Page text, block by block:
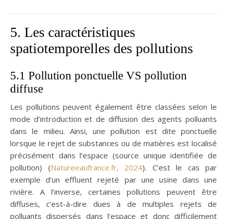
5. Les caractéristiques
spatiotemporelles des pollutions
5.1 Pollution ponctuelle VS pollution
diffuse
Les pollutions peuvent également être classées selon le
mode d’introduction et de diffusion des agents polluants
dans le milieu. Ainsi, une pollution est dite ponctuelle
lorsque le rejet de substances ou de matières est localisé
précisément dans l’espace (source unique identifiée de
pollution) (Natureeaufrance.fr, 2024). C’est le cas par
exemple d’un effluent rejeté par une usine dans une
rivière. A l’inverse, certaines pollutions peuvent être
diffuses, c’est-à-dire dues à de multiples rejets de
polluants dispersés dans l’espace et donc difficilement